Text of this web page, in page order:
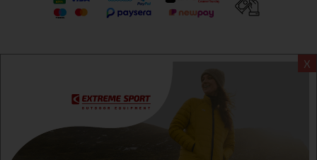
X
Екстрем спорт ЕООД, BG131452613, административен адрес
гр. София, Овча купел, ул.692, №12, офис 1, магазини
гр.София,бул. Дондуков 42, тел.:+359 895461012